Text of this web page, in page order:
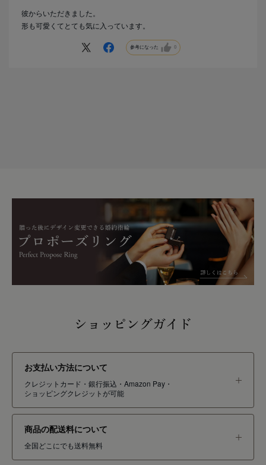
彼からいただきました。
形も可愛くてとても気に入っています。
参考になった 0
ショッピングガイド
お支払い方法について
クレジットカード・銀行振込・Amazon Pay・
ショッピングクレジットが可能
商品の配送料について
全国どこにでも送料無料